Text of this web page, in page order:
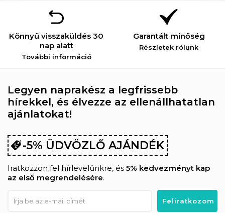
Könnyű visszaküldés 30
nap alatt
További információ
Garantált minőség
Részletek rólunk
Legyen naprakész a legfrissebb
hírekkel, és élvezze az ellenállhatatlan
ajánlatokat!
-5% ÜDVÖZLŐ AJÁNDÉK
Iratkozzon fel hírlevelünkre, és 5% kedvezményt kap
az első megrendelésére.